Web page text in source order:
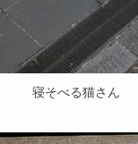
寝そべる猫さん